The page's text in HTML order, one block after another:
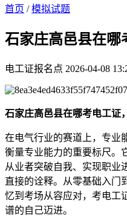
首页 /模拟试题
石家庄高邑县在哪
电工证报名点 2026-04-08
石家庄高邑县在哪考电工证
在电气行业的赛道上，专业
衡量专业能力的重要标尺。
从业者突破自我、实现职业
直接的诠释。从零基础入门
忆到考场从容应对，考电工
谱的自己迈进。